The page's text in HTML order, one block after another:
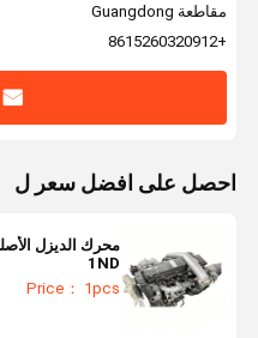
مقاطعة Guangdong
+8615260320912
احصل على افضل سعر ل
1ND
Price： 1pcs